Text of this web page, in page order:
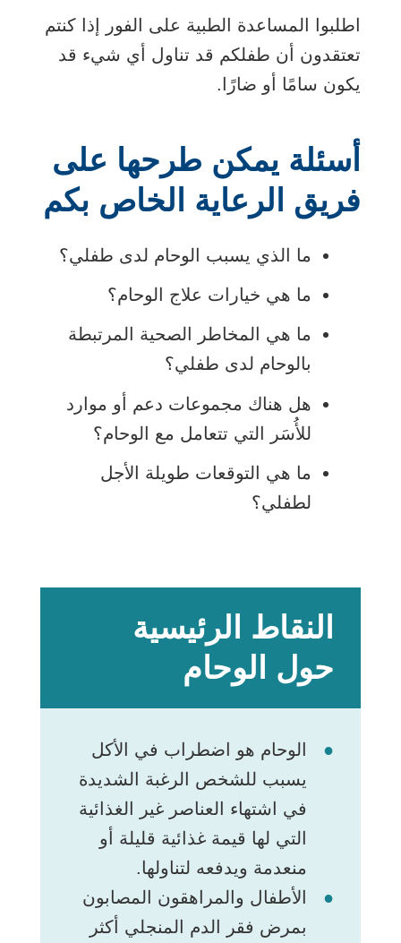
اطلبوا المساعدة الطبية على الفور إذا كنتم
تعتقدون أن طفلكم قد تناول أي شيء قد
يكون سامًا أو ضارًا.
أسئلة يمكن طرحها على
فريق الرعاية الخاص بكم
ما الذي يسبب الوحام لدى طفلي؟
ما هي خيارات علاج الوحام؟
ما هي المخاطر الصحية المرتبطة
بالوحام لدى طفلي؟
هل هناك مجموعات دعم أو موارد
للأُسَر التي تتعامل مع الوحام؟
ما هي التوقعات طويلة الأجل
لطفلي؟
النقاط الرئيسية
حول الوحام
الوحام هو اضطراب في الأكل
يسبب للشخص الرغبة الشديدة
في اشتهاء العناصر غير الغذائية
التي لها قيمة غذائية قليلة أو
منعدمة ويدفعه لتناولها.
الأطفال والمراهقون المصابون
بمرض فقر الدم المنجلي أكثر